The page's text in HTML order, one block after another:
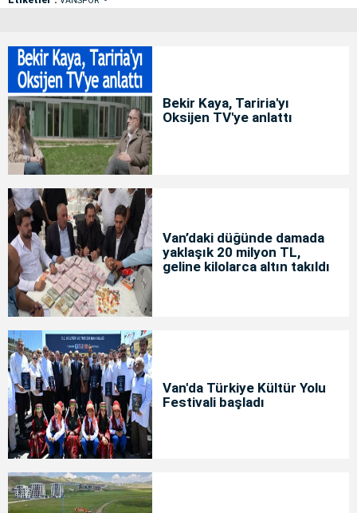
Bekir Kaya, Tariria'yı
Oksijen TV'ye anlattı
Van’daki düğünde damada
yaklaşık 20 milyon TL,
geline kilolarca altın takıldı
Van'da Türkiye Kültür Yolu
Festivali başladı